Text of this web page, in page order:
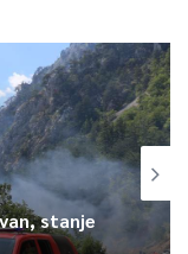
stanje